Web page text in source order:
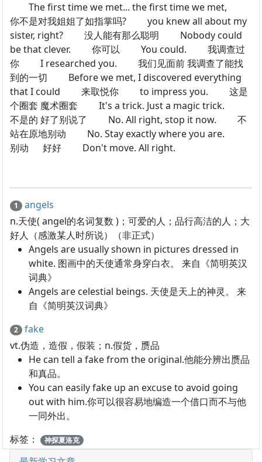
The first time we met... the first time we met,
你不是对我姐姐了如指掌吗? you knew all about my
sister, right? 没人能有那么聪明 Nobody could
be that clever. 你可以 You could. 我调查过
你 I researched you. 我们见面前 我调查了能找
到的一切 Before we met, I discovered everything
that I could 来取悦你 to impress you. 这是
个圈套 魔术圈套 It's a trick. Just a magic trick.
不是的 好了别说了 No. All right, stop it now. 不
站在原地别动 No. Stay exactly where you are.
别动 好好 Don't move. All right.
1
angels
n.天使( angel的名词复数 )；可爱的人；品行高洁的人；大
好人（感激某人时所说）（非正式）
Angels are usually shown in pictures dressed in
white. 图画中的天使通常身穿白衣。 来自《简明英汉
词典》
Angels are celestial beings. 天使是天上的神灵。 来
自《简明英汉词典》
2
fake
vt.伪造，造假，假装；n.假货，赝品
He can tell a fake from the original.他能分辨出赝品
和真品。
You can easily fake up an excuse to avoid going
out with him.你可以很容易地编造一个借口而不与他
一同外出。
标签：
神探夏洛克